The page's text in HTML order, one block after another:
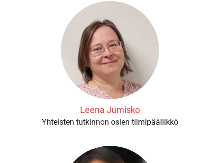
Leena Jumisko
Yhteisten tutkinnon osien tiimipäällikkö